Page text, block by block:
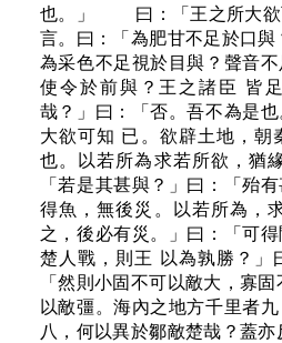
也。」 曰：「王之所大欲
言。曰：「為肥甘不足於口
為采色不足視於目與？聲音
使令於前與？王之諸臣 皆
哉？」曰：「否。吾不為是
大欲可知 已。欲辟土地，朝
也。以若所為求若所欲，猶
「若是其甚與？」曰：「殆
得魚，無後災。以若所為，
之，後必有災。」曰：「可
楚人戰，則王 以為孰勝？」
「然則小固不可以敵大，寡
以敵彊。海內之地方千里者
八，何以異於鄒敵楚哉？蓋